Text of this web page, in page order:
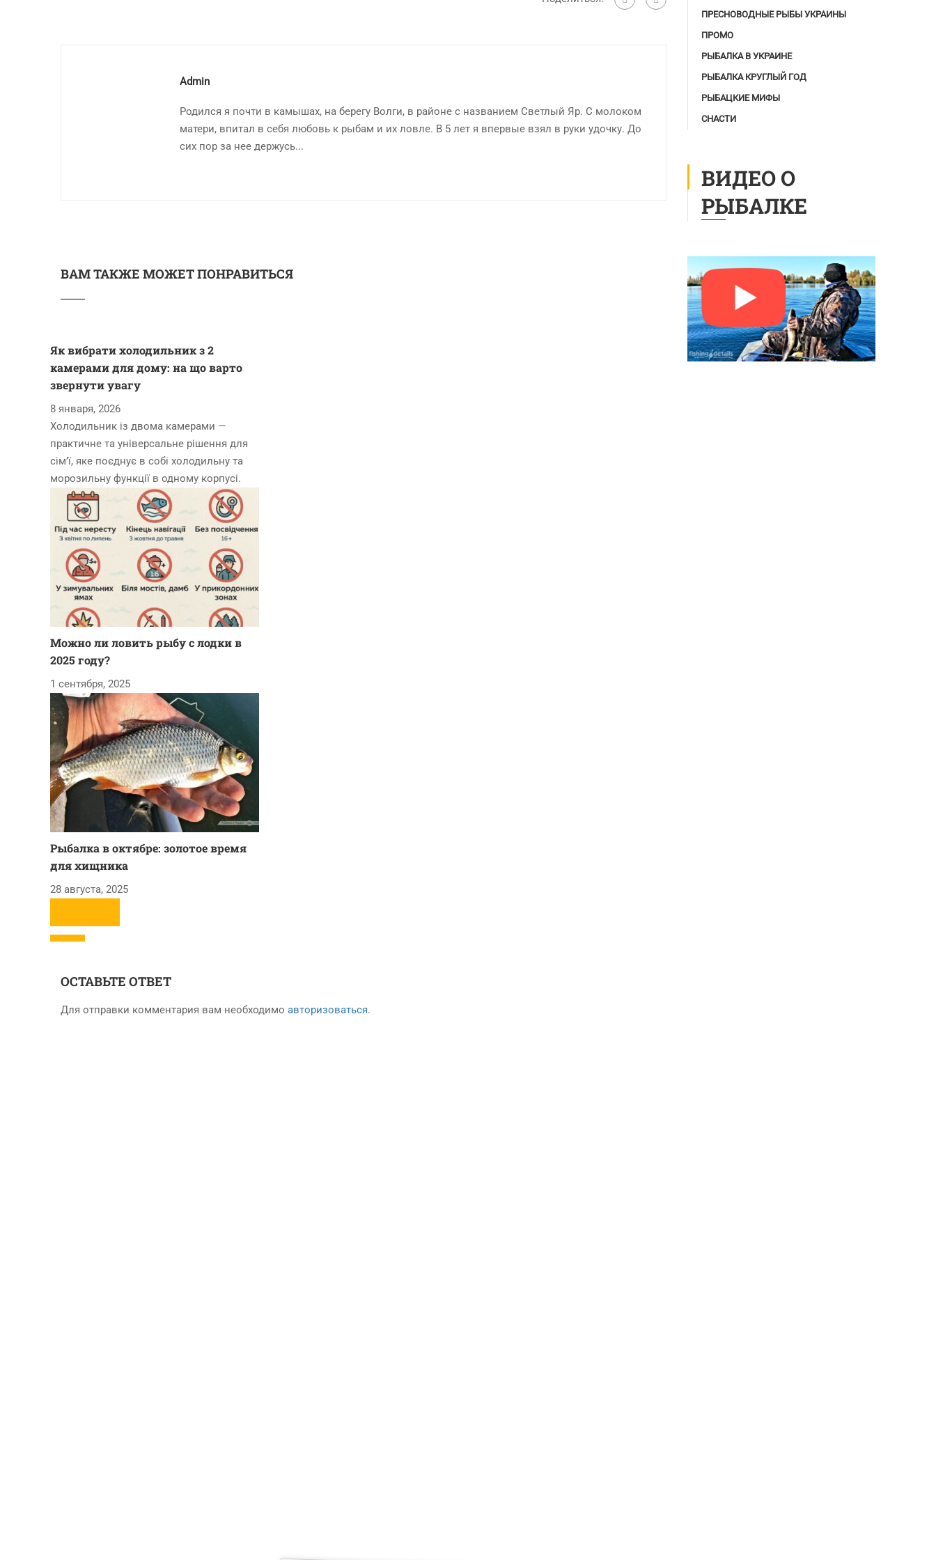
Admin
Родился я почти в камышах, на берегу Волги, в районе с названием Светлый Яр. С молоком
матери, впитал в себя любовь к рыбам и их ловле. В 5 лет я впервые взял в руки удочку. До
сих пор за нее держусь...
ВАМ ТАКЖЕ МОЖЕТ ПОНРАВИТЬСЯ
Як вибрати холодильник з 2
камерами для дому: на що варто
звернути увагу
8 января, 2026
Холодильник із двома камерами —
практичне та універсальне рішення для
сім’ї, яке поєднує в собі холодильну та
морозильну функції в одному корпусі.
Можно ли ловить рыбу с лодки в
2025 году?
1 сентября, 2025
Рыбалка в октябре: золотое время
для хищника
28 августа, 2025
ОСТАВЬТЕ ОТВЕТ
Для отправки комментария вам необходимо авторизоваться.
ПРЕСНОВОДНЫЕ РЫБЫ УКРАИНЫ
ПРОМО
РЫБАЛКА В УКРАИНЕ
РЫБАЛКА КРУГЛЫЙ ГОД
РЫБАЦКИЕ МИФЫ
СНАСТИ
ВИДЕО О
РЫБАЛКЕ